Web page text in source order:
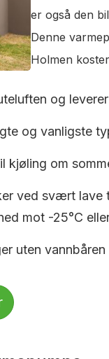
er også den
Denne
Holmen
og
og vanligste
kjøling om
ved svært lave
mot -25°C
uten vannbåren